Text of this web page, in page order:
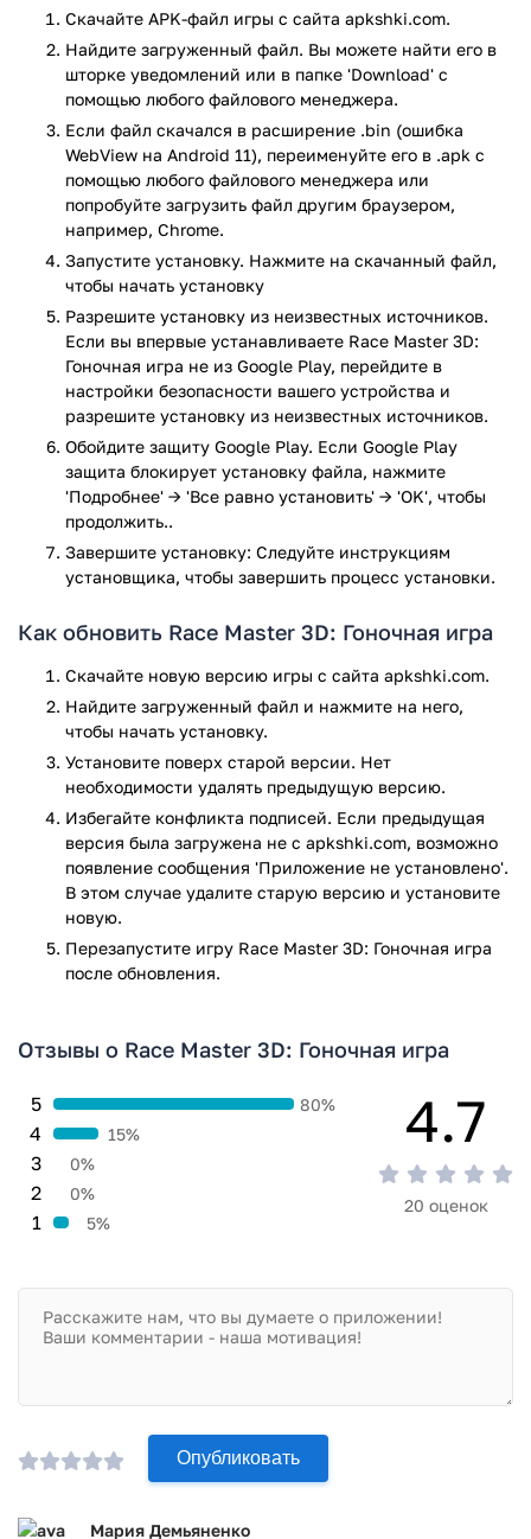
Игровой процесс
Выбираешь тачку (от старенького седана до суперкара) и
бросаешься в хаотичные заезды. Трассы здесь — это
полный беспредел: разваливающиеся мосты, внезапно
появляющиеся препятствия и даже атакующие вертолёты!
Особенно весело выполнять трюки. Чем опаснее манёвр
(проезд на двух колёсах, прыжок между грузовиками), тем
больше очков зарабатываешь. А ещё можно собирать
монеты в воздухе, выполняя сальто.
"Race Master 3D" — это гонки для тех, кто устал от
реализма. Хочешь устроить ДТП с пятью переворотами и
вылететь с моста? Здесь это не баг, а фича! Идеально для
снятия стресса после работы.
Игра Race Master 3D: Гоночная игра прошла проверку
антивирусом VirusTotal. В результате проверки по всем
последним сигнатурам заражения файлов не выявлено.
Скачайте APK-файл игры с сайта apkshki.com.
Найдите загруженный файл. Вы можете найти его в
шторке уведомлений или в папке 'Download' с
помощью любого файлового менеджера.
Если файл скачался в расширение .bin (ошибка
WebView на Android 11), переименуйте его в .apk с
помощью любого файлового менеджера или
попробуйте загрузить файл другим браузером,
например, Chrome.
Запустите установку. Нажмите на скачанный файл,
чтобы начать установку
Разрешите установку из неизвестных источников.
Если вы впервые устанавливаете Race Master 3D:
Гоночная игра не из Google Play, перейдите в
настройки безопасности вашего устройства и
разрешите установку из неизвестных источников.
Обойдите защиту Google Play. Если Google Play
защита блокирует установку файла, нажмите
'Подробнее' → 'Все равно установить' → 'OK', чтобы
продолжить..
Завершите установку: Следуйте инструкциям
установщика, чтобы завершить процесс установки.
Как обновить Race Master 3D: Гоночная игра
Скачайте новую версию игры с сайта apkshki.com.
Найдите загруженный файл и нажмите на него,
чтобы начать установку.
Установите поверх старой версии. Нет
необходимости удалять предыдущую версию.
Избегайте конфликта подписей. Если предыдущая
версия была загружена не с apkshki.com, возможно
появление сообщения 'Приложение не установлено'.
В этом случае удалите старую версию и установите
новую.
Перезапустите игру Race Master 3D: Гоночная игра
после обновления.
Отзывы о Race Master 3D: Гоночная игра
1 5%
2 0%
3 0%
4 15%
5 80% 4.7
20 оценок
Опубликовать
Мария Демьяненко